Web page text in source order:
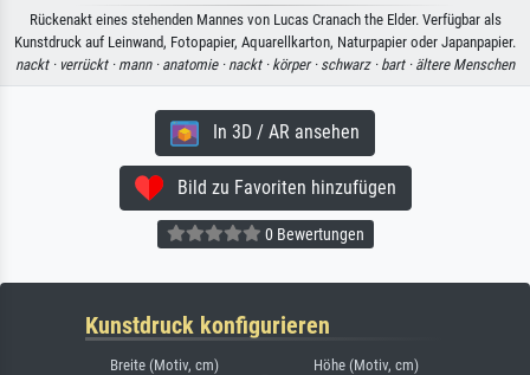
Rückenakt eines stehenden Mannes von Lucas Cranach the Elder. Verfügbar als
Kunstdruck auf Leinwand, Fotopapier, Aquarellkarton, Naturpapier oder Japanpapier.
nackt · verrückt · mann · anatomie · nackt · körper · schwarz · bart · ältere Menschen
In 3D / AR ansehen
Bild zu Favoriten hinzufügen
0 Bewertungen
Kunstdruck konfigurieren
Breite (Motiv, cm) Höhe (Motiv, cm)